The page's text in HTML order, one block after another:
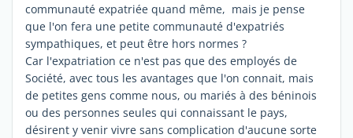
communauté expatriée quand même, mais je pense
que l'on fera une petite communauté d'expatriés
sympathiques, et peut être hors normes ?
Car l'expatriation ce n'est pas que des employés de
Société, avec tous les avantages que l'on connait, mais
de petites gens comme nous, ou mariés à des béninois
ou des personnes seules qui connaissant le pays,
désirent y venir vivre sans complication d'aucune sorte